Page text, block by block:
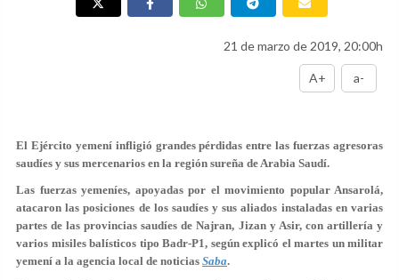
21 de marzo de 2019, 20:00h
A+ a-
El Ejército yemení infligió grandes pérdidas entre las fuerzas agresoras
saudíes y sus mercenarios en la región sureña de Arabia Saudí.
Las fuerzas yemeníes, apoyadas por el movimiento popular Ansarolá,
atacaron las posiciones de los saudíes y sus aliados instaladas en varias
partes de las provincias saudíes de Najran, Jizan y Asir, con artillería y
varios misiles balísticos tipo Badr-P1, según explicó el martes un militar
yemení a la agencia local de noticias Saba.